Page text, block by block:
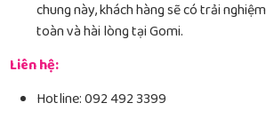
chung này, khách hàng sẽ có trải
toàn và hài lòng tại Gomi.
Liên hệ:
Hotline: 092 492 3399